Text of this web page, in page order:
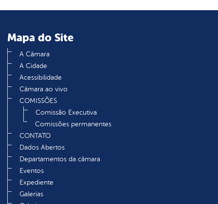
Mapa do Site
A Câmara
A Cidade
Acessibilidade
Câmara ao vivo
COMISSÕES
Comissão Executiva
Comissões permanentes
CONTATO
Dados Abertos
Departamentos da câmara
Eventos
Expediente
Galerias